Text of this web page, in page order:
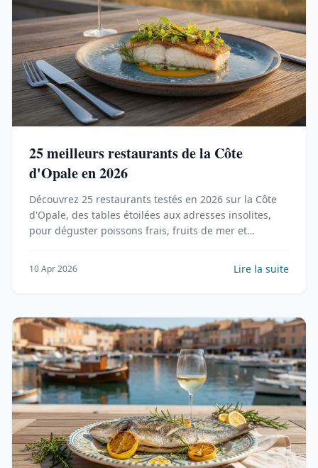
25 meilleurs restaurants de la Côte
d'Opale en 2026
Découvrez 25 restaurants testés en 2026 sur la Côte
d'Opale, des tables étoilées aux adresses insolites,
pour déguster poissons frais, fruits de mer et
10 Apr 2026 Lire la suite